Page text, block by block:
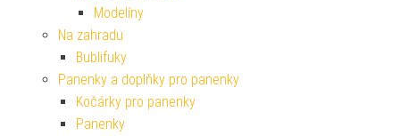
Modelíny
Na zahradu
Bublifuky
Panenky a doplňky pro panenky
Kočárky pro panenky
Panenky